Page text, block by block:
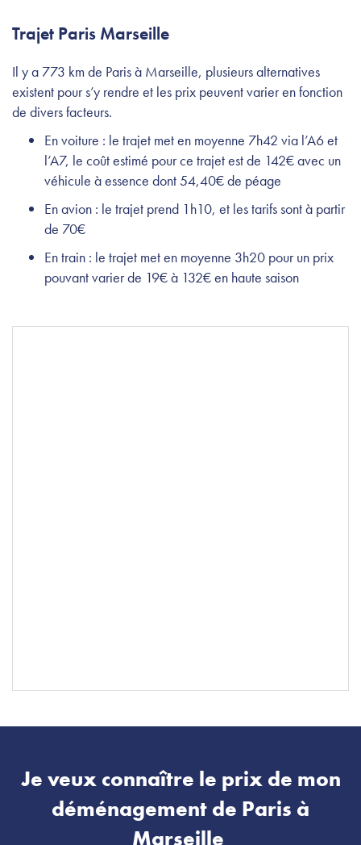
Trajet Paris Marseille
Il y a 773 km de Paris à Marseille, plusieurs alternatives
existent pour s’y rendre et les prix peuvent varier en fonction
de divers facteurs.
En voiture : le trajet met en moyenne 7h42 via l’A6 et
l’A7, le coût estimé pour ce trajet est de 142€ avec un
véhicule à essence dont 54,40€ de péage
En avion : le trajet prend 1h10, et les tarifs sont à partir
de 70€
En train : le trajet met en moyenne 3h20 pour un prix
pouvant varier de 19€ à 132€ en haute saison
Je veux connaître le prix de mon
déménagement de Paris à
Marseille